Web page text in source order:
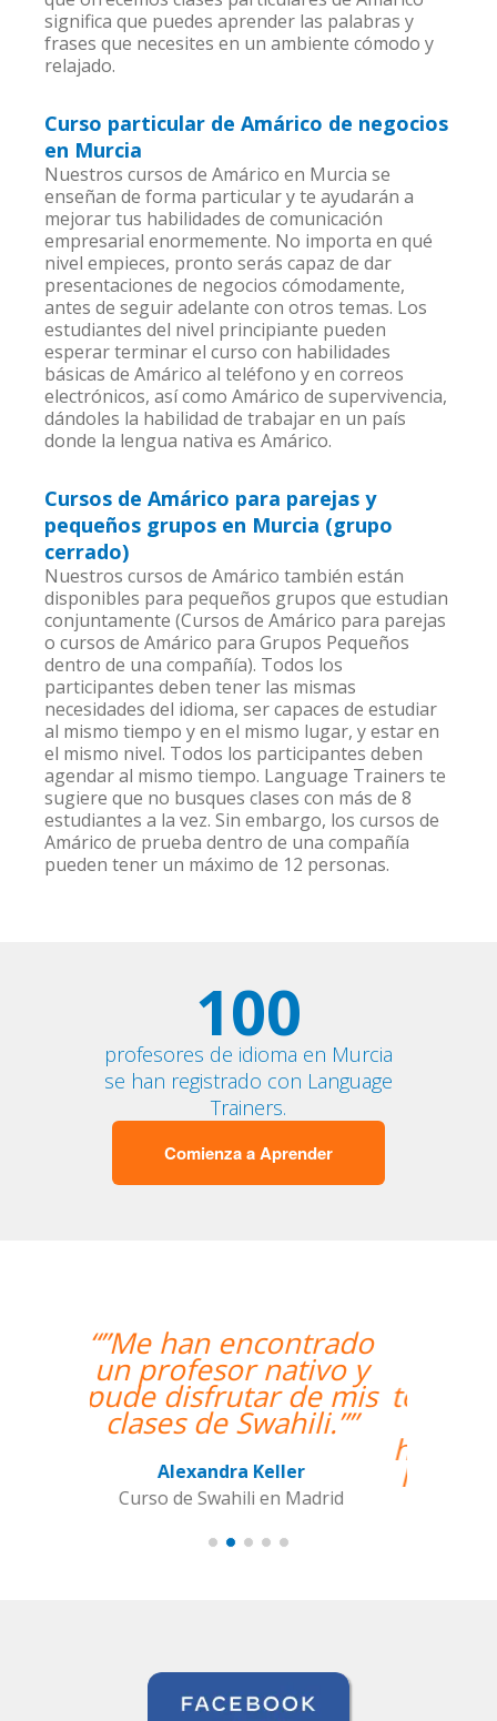
significa que puedes aprender las palabras y
frases que necesites en un ambiente cómodo y
relajado.
Curso particular de Amárico de negocios
en Murcia
Nuestros cursos de Amárico en Murcia se
enseñan de forma particular y te ayudarán a
mejorar tus habilidades de comunicación
empresarial enormemente. No importa en qué
nivel empieces, pronto serás capaz de dar
presentaciones de negocios cómodamente,
antes de seguir adelante con otros temas. Los
estudiantes del nivel principiante pueden
esperar terminar el curso con habilidades
básicas de Amárico al teléfono y en correos
electrónicos, así como Amárico de supervivencia,
dándoles la habilidad de trabajar en un país
donde la lengua nativa es Amárico.
Cursos de Amárico para parejas y
pequeños grupos en Murcia (grupo
cerrado)
Nuestros cursos de Amárico también están
disponibles para pequeños grupos que estudian
conjuntamente (Cursos de Amárico para parejas
o cursos de Amárico para Grupos Pequeños
dentro de una compañía). Todos los
participantes deben tener las mismas
necesidades del idioma, ser capaces de estudiar
al mismo tiempo y en el mismo lugar, y estar en
el mismo nivel. Todos los participantes deben
agendar al mismo tiempo. Language Trainers te
sugiere que no busques clases con más de 8
estudiantes a la vez. Sin embargo, los cursos de
Amárico de prueba dentro de una compañía
pueden tener un máximo de 12 personas.
100
profesores de idioma en Murcia
se han registrado con Language
Trainers.
Comienza a Aprender
“”The course is going
well and Eugenia, my
teacher, is fantastic. My
communication skills
have improved greatly.
I'm really enjoying the
lessons!””
Miguel Eufrasio